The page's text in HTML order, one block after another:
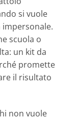
si vuole
scuola o
un kit da
promette
il risultato
non vuole